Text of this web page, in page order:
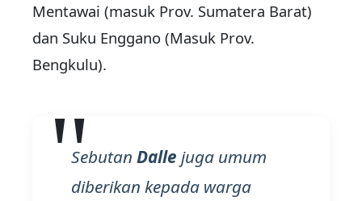
Mentawai (masuk Prov. Sumatera Barat)
dan Suku Enggano (Masuk Prov.
Bengkulu).
Sebutan Dalle juga umum
diberikan kepada warga